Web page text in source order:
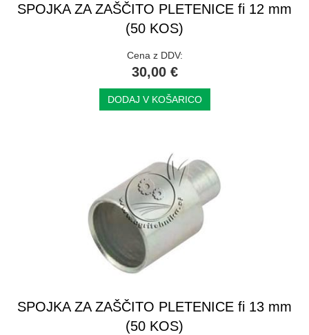
SPOJKA ZA ZAŠČITO PLETENICE fi 12 mm
(50 KOS)
Cena z DDV:
30,00 €
DODAJ V KOŠARICO
SPOJKA ZA ZAŠČITO PLETENICE fi 13 mm
(50 KOS)